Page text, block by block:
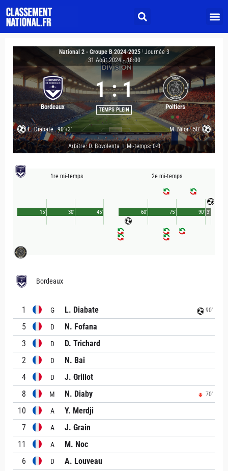
National 2 - Groupe B 2024-2025
Journée 3
31 Août 2024 - 18:00
Bordeaux
1 : 1
TEMPS PLEIN Poitiers
L. Diabate 90'+3' M. Nilor 50'
Arbitre: D. Bovolenta | Mi-temps: 0-0
1re mi-temps
45'
15' 30'
2e mi-temps
90'
60' 75' 3'
Bordeaux
1 G L. Diabate 90'
5 D
N. Fofana
3
D
D. Trichard
2
D
N. Bai
4
D
J. Grillot
8
M N. Diaby 70'
10 A
Y. Merdji
7
A
J. Grain
11
A
M. Noc
6
D
A. Louveau